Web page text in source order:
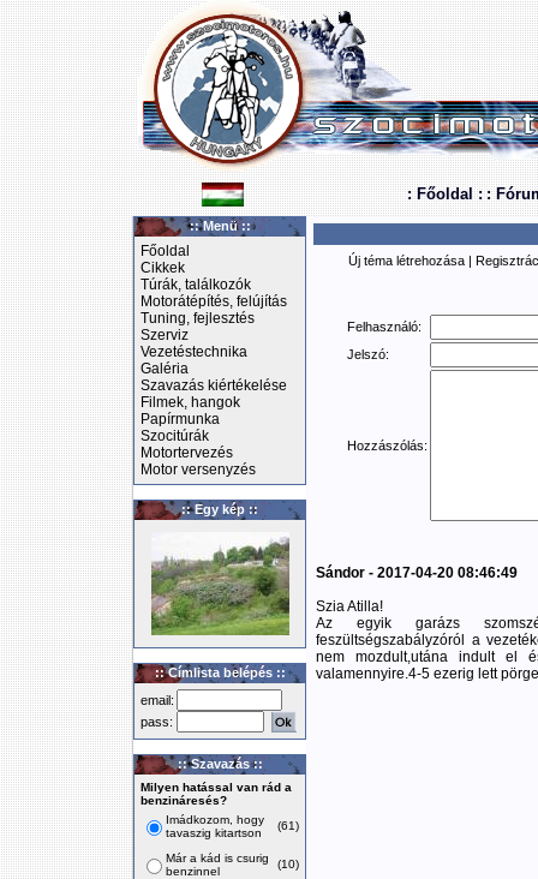
: Főoldal : :
:: Menü ::
Főoldal
Cikkek
Túrák, találkozók
Motorátépítés, felújítás
Tuning, fejlesztés
Szerviz
Vezetéstechnika
Galéria
Szavazás kiértékelése
Filmek, hangok
Papírmunka
Szocitúrák
Motortervezés
Motor versenyzés
:: Egy kép ::
:: Címlista belépés ::
email:
pass:
:: Szavazás ::
Milyen hatással van rád a
benzináresés?
Imádkozom, hogy
tavaszig kitartson
(61)
Már a kád is csurig
benzinnel
(10)
Új téma létrehozása |
Felhasználó:
Jelszó:
Hozzászólás:
Sándor - 2017-04-20 08:46:49
Szia Atilla!
Az egyik garázs
feszültségszabályzóról a
nem mozdult,utána indult el
valamennyire.4-5 ezerig lett